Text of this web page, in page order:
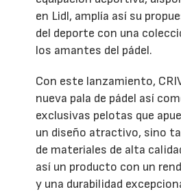
en Lidl, amplía así su
del deporte con una
los amantes del pádel.
Con este lanzamiento,
nueva pala de pádel así
exclusivas pelotas que
un diseño atractivo, sino
de materiales de alta
así un producto con un
y una durabilidad